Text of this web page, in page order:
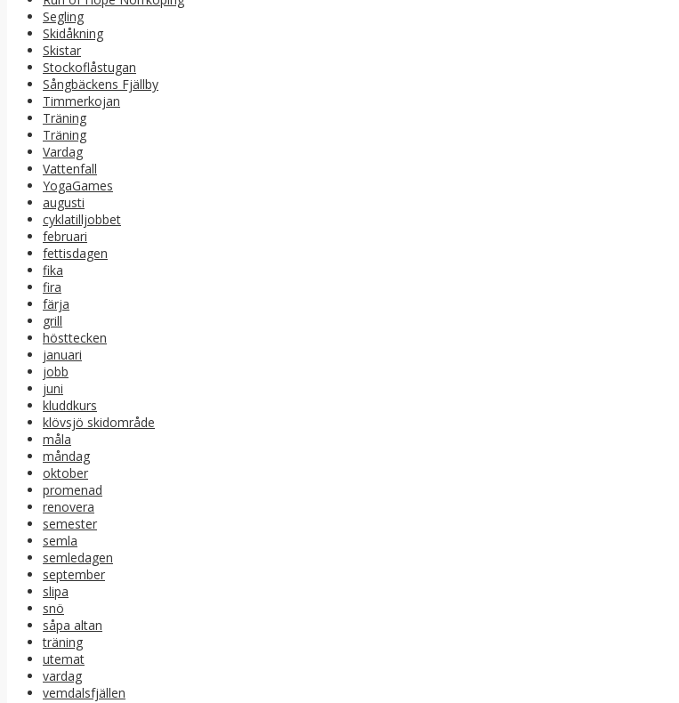
Segling
Skidåkning
Skistar
Stockoflåstugan
Sångbäckens Fjällby
Timmerkojan
Träning
Träning
Vardag
Vattenfall
YogaGames
augusti
cyklatilljobbet
februari
fettisdagen
fika
fira
färja
grill
hösttecken
januari
jobb
juni
kluddkurs
klövsjö skidområde
måla
måndag
oktober
promenad
renovera
semester
semla
semledagen
september
slipa
snö
såpa altan
träning
utemat
vardag
vemdalsfjällen